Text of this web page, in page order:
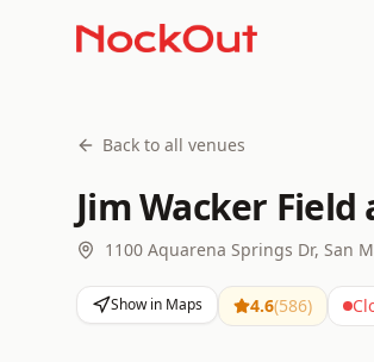
Back to all venues
Jim Wacker Field
1100 Aquarena Springs Dr, San
Show in Maps 4.6(586)